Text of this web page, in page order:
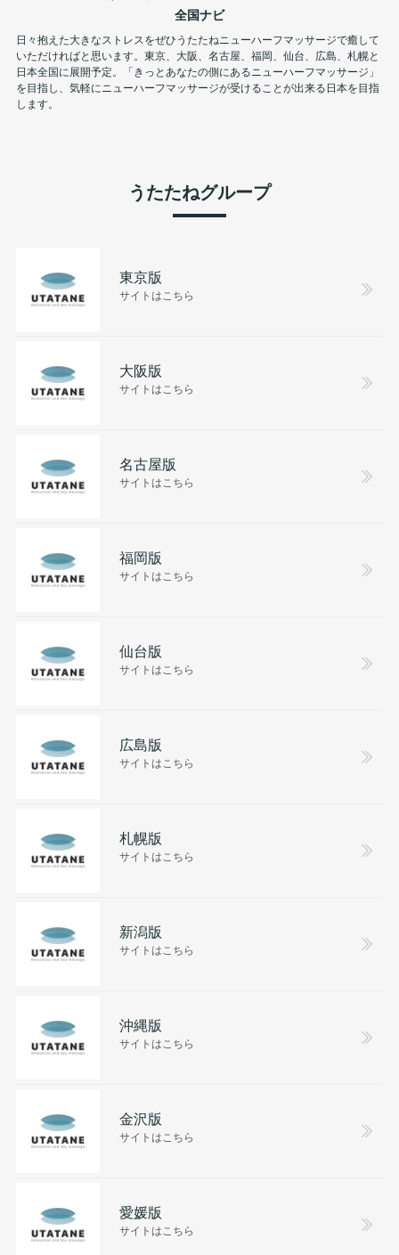
全国ナビ
日々抱えた大きなストレスをぜひうたたねニューハーフマッサージで癒して
いただければと思います。東京、大阪、名古屋、福岡、仙台、広島、札幌と
日本全国に展開予定。「きっとあなたの側にあるニューハーフマッサージ」
を目指し、気軽にニューハーフマッサージが受けることが出来る日本を目指
します。
うたたねグループ
東京版
サイトはこちら
大阪版
サイトはこちら
名古屋版
サイトはこちら
福岡版
サイトはこちら
仙台版
サイトはこちら
広島版
サイトはこちら
札幌版
サイトはこちら
新潟版
サイトはこちら
沖縄版
サイトはこちら
金沢版
サイトはこちら
愛媛版
サイトはこちら